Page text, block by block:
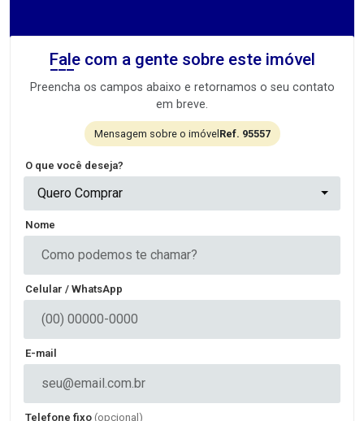
Fale com a gente sobre este imóvel
Preencha os campos abaixo e retornamos o seu contato
em breve.
Mensagem sobre o imóvel Ref. 95557
O que você deseja?
Quero Comprar
Nome
Celular / WhatsApp
E-mail
Telefone fixo (opcional)